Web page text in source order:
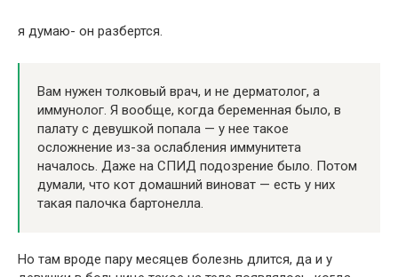
я думаю- он разбертся.
Вам нужен толковый врач, и не дерматолог, а
иммунолог. Я вообще, когда беременная было, в
палату с девушкой попала — у нее такое
осложнение из-за ослабления иммунитета
началось. Даже на СПИД подозрение было. Потом
думали, что кот домашний виноват — есть у них
такая палочка бартонелла.
Но там вроде пару месяцев болезнь длится, да и у